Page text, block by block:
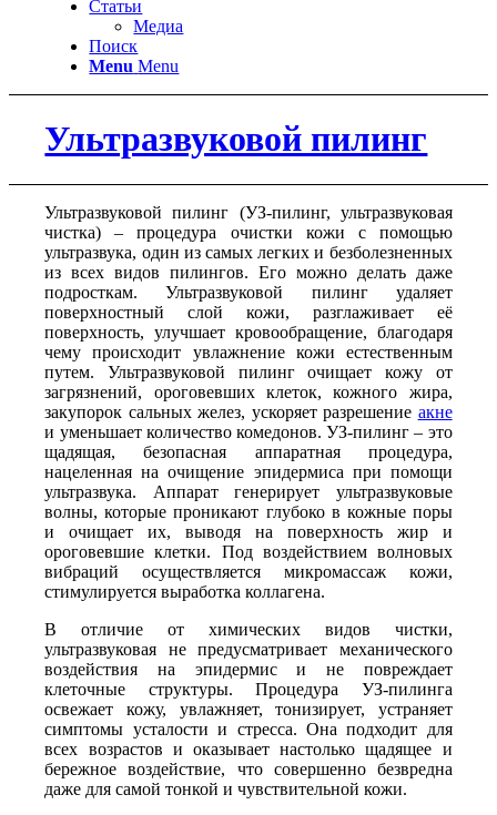
Статьи
Медиа
Поиск
Menu Menu
Ультразвуковой пилинг
Ультразвуковой пилинг (УЗ-пилинг, ультразвуковая
чистка) – процедура очистки кожи c помощью
ультразвука, один из самых легких и безболезненных
из всех видов пилингов. Его можно делать даже
подросткам. Ультразвуковой пилинг удаляет
поверхностный слой кожи, разглаживает её
поверхность, улучшает кровообращение, благодаря
чему происходит увлажнение кожи естественным
путем. Ультразвуковой пилинг очищает кожу от
загрязнений, ороговевших клеток, кожного жира,
закупорок сальных желез, ускоряет разрешение акне
и уменьшает количество комедонов. УЗ-пилинг – это
щадящая, безопасная аппаратная процедура,
нацеленная на очищение эпидермиса при помощи
ультразвука. Аппарат генерирует ультразвуковые
волны, которые проникают глубоко в кожные поры
и очищает их, выводя на поверхность жир и
ороговевшие клетки. Под воздействием волновых
вибраций осуществляется микромассаж кожи,
стимулируется выработка коллагена.
В отличие от химических видов чистки,
ультразвуковая не предусматривает механического
воздействия на эпидермис и не повреждает
клеточные структуры. Процедура УЗ-пилинга
освежает кожу, увлажняет, тонизирует, устраняет
симптомы усталости и стресса. Она подходит для
всех возрастов и оказывает настолько щадящее и
бережное воздействие, что совершенно безвредна
даже для самой тонкой и чувствительной кожи.